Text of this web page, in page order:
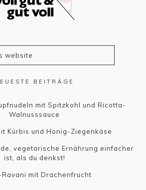
BEITRÄGE
mit Spitzkohl und Ricotta-
Walnusssauce
Kürbis und Honig-Ziegenkäse
vegetarische Ernährung einfacher
ist, als du denkst!
Ravani mit Drachenfrucht